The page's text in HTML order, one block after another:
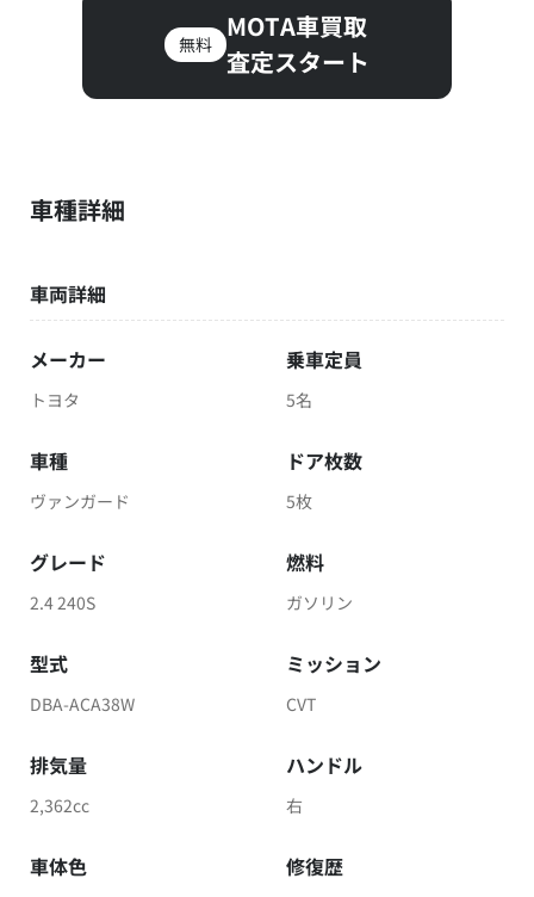
無料
MOTA車買取
査定スタート
車種詳細
車両詳細
メーカー
トヨタ
乗車定員
5名
車種
ヴァンガード
ドア枚数
5枚
グレード
2.4 240S
燃料
ガソリン
型式
DBA-ACA38W
ミッション
CVT
排気量
2,362cc
ハンドル
右
車体色 修復歴